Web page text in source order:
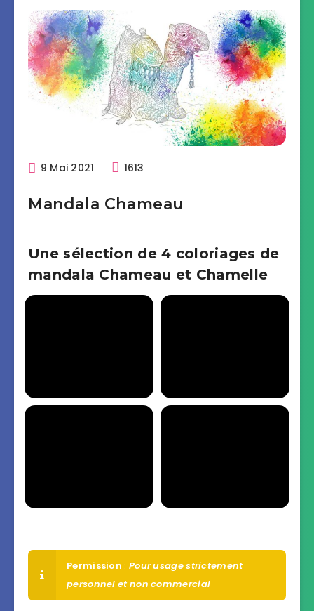
9 Mai 2021 1613
Mandala Chameau
Une sélection de 4 coloriages de
mandala Chameau et Chamelle
Permission : Pour usage strictement
personnel et non commercial